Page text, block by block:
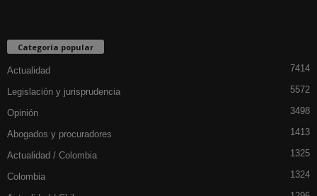
Categoría popular
Actualidad 7414
Legislación y jurisprudencia 5572
Opinión 3498
Abogados y procuradores 1413
Actualidad / Colombia 1325
Colombia 1324